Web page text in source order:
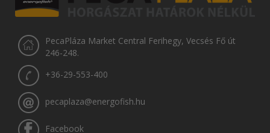
PecaPláza Market Central Ferihegy, Vecsés Fő út
246-248.
+36-29-553-400
pecaplaza@energofish.hu
Facebook